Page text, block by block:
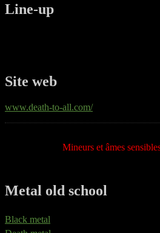
Line-up
Site web
www.death-to-all.com/
Mineurs et âmes
Metal old school
Black metal